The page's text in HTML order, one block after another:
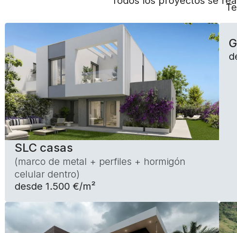
SLC casas
(marco de metal + perfiles + hormigón
celular dentro)
desde 1.500 €/m²